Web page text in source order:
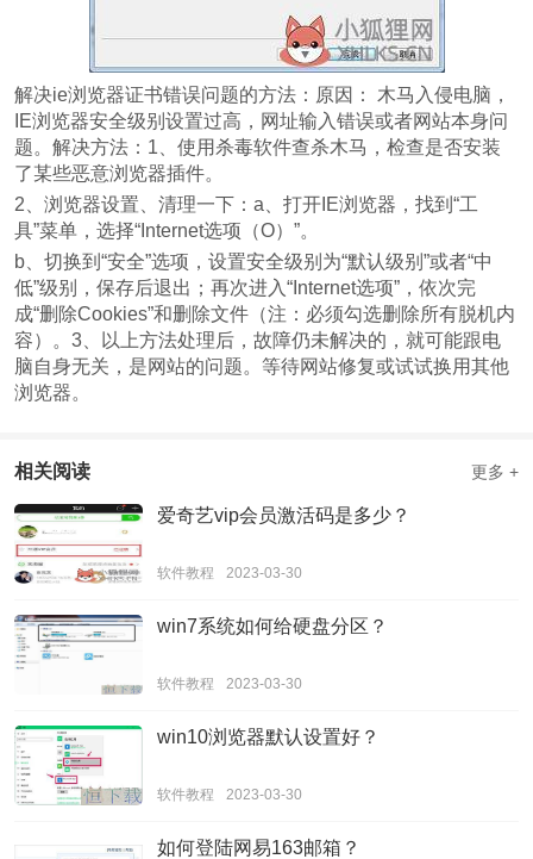
解决ie浏览器证书错误问题的方法：原因： 木马入侵电脑，
IE浏览器安全级别设置过高，网址输入错误或者网站本身问
题。解决方法：1、使用杀毒软件查杀木马，检查是否安装
了某些恶意浏览器插件。
2、浏览器设置、清理一下：a、打开IE浏览器，找到“工
具”菜单，选择“Internet选项（O）”。
b、切换到“安全”选项，设置安全级别为“默认级别”或者“中
低”级别，保存后退出；再次进入“Internet选项”，依次完
成“删除Cookies”和删除文件（注：必须勾选删除所有脱机内
容）。3、以上方法处理后，故障仍未解决的，就可能跟电
脑自身无关，是网站的问题。等待网站修复或试试换用其他
浏览器。
相关阅读 更多 +
爱奇艺vip会员激活码是多少？
软件教程 2023-03-30
win7系统如何给硬盘分区？
软件教程 2023-03-30
win10浏览器默认设置好？
软件教程 2023-03-30
如何登陆网易163邮箱？